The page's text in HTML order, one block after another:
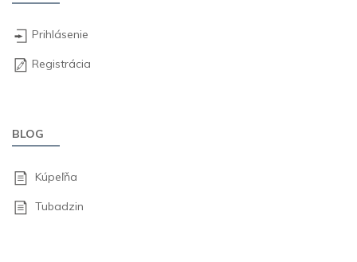
Prihlásenie
Registrácia
BLOG
Kúpeľňa
Tubadzin